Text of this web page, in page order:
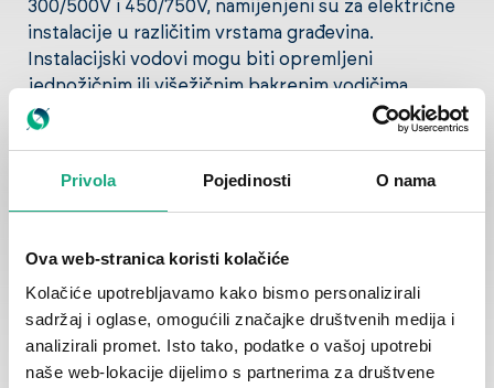
Privola Pojedinosti O nama
Ova web-stranica koristi kolačiće
Kolačiće upotrebljavamo kako bismo personalizirali
sadržaj i oglase, omogućili značajke društvenih medija i
analizirali promet. Isto tako, podatke o vašoj upotrebi
naše web-lokacije dijelimo s partnerima za društvene
300/500V i 450/750V, namijenjeni su za električne
instalacije u različitim vrstama građevina.
Instalacijski vodovi mogu biti opremljeni
jednožičnim ili višežičnim bakrenim vodičima,
ovisno o zahtjevima primjene.
XLPE koristi za primjene s višim termičkim opterećenjima, jer
omogućava radne temperature vodiča do 90°C. LS0H
slučaju požara, karakteriziraju se niskom emisijom dima i
razvijanjem nekorozivnih plinova tijekom gorenja, čime se
smanjuje opasnost za ljude i okoliš u slučaju nesreće.